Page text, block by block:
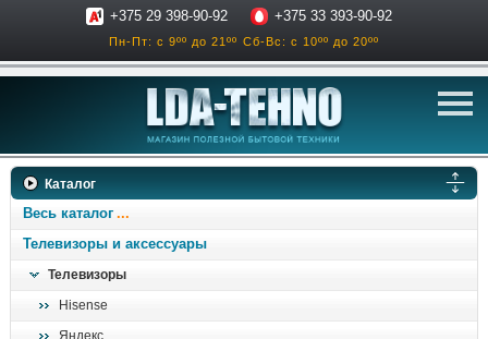
+375 29 398-90-92 +375 33 393-90-92
Пн-Пт: с 9ºº до 21ºº Сб-Вс: с 10ºº до 20ºº
телевизоры
звук и акустика
Каталог
Весь каталог
Телевизоры и аксессуары
Телевизоры
Hisense